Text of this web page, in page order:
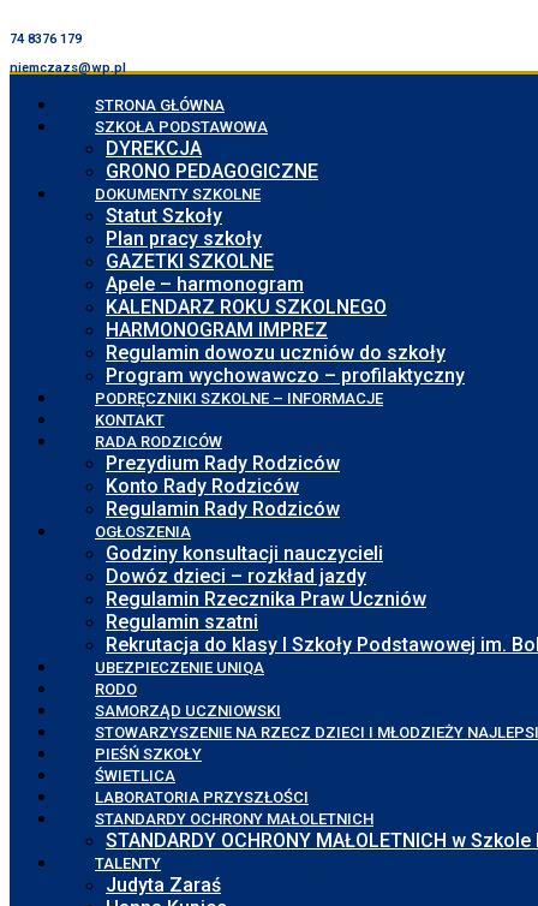
74 8376 179
niemczazs@wp.pl
STRONA GŁÓWNA
SZKOŁA PODSTAWOWA
DYREKCJA
GRONO PEDAGOGICZNE
DOKUMENTY SZKOLNE
Statut Szkoły
Plan pracy szkoły
GAZETKI SZKOLNE
Apele – harmonogram
KALENDARZ ROKU SZKOLNEGO
HARMONOGRAM IMPREZ
Regulamin dowozu uczniów do szkoły
Program wychowawczo – profilaktyczny
PODRĘCZNIKI SZKOLNE – INFORMACJE
KONTAKT
RADA RODZICÓW
Prezydium Rady Rodziców
Konto Rady Rodziców
Regulamin Rady Rodziców
OGŁOSZENIA
Godziny konsultacji nauczycieli
Dowóz dzieci – rozkład jazdy
Regulamin Rzecznika Praw Uczniów
Regulamin szatni
Rekrutacja do klasy I Szkoły Podstawowej im.
UBEZPIECZENIE UNIQA
RODO
SAMORZĄD UCZNIOWSKI
STOWARZYSZENIE NA RZECZ DZIECI I MŁODZIEŻY NAJLEPSI
PIEŚŃ SZKOŁY
ŚWIETLICA
LABORATORIA PRZYSZŁOŚCI
STANDARDY OCHRONY MAŁOLETNICH
STANDARDY OCHRONY MAŁOLETNICH w
TALENTY
Judyta Zaraś